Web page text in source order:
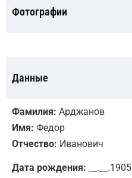
Фотографии
Данные
Фамилия: Арджанов
Имя: Федор
Отчество: Иванович
Дата рождения: __.__.1905